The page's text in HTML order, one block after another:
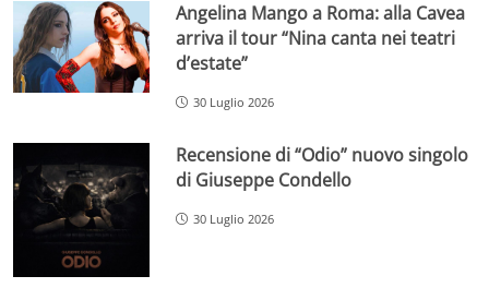
Angelina Mango a Roma: alla Cavea
arriva il tour “Nina canta nei teatri
d’estate”
30 Luglio 2026
Recensione di “Odio” nuovo singolo
di Giuseppe Condello
30 Luglio 2026